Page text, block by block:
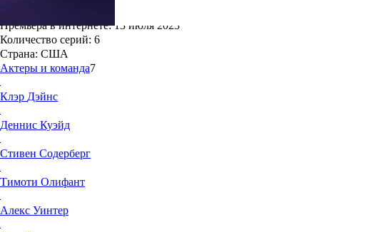
Премьера в интернете:13 июля 2023
Количество серий: 6
Страна: США
Актеры и команда7
Клэр Дэйнс
Деннис Куэйд
Стивен Содерберг
Тимоти Олифант
Алекс Уинтер